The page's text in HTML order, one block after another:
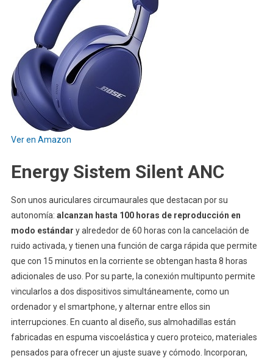
Ver en Amazon
Energy Sistem Silent ANC
Son unos auriculares circumaurales que destacan por su
autonomía: alcanzan hasta 100 horas de reproducción en
modo estándar y alrededor de 60 horas con la cancelación de
ruido activada, y tienen una función de carga rápida que permite
que con 15 minutos en la corriente se obtengan hasta 8 horas
adicionales de uso. Por su parte, la conexión multipunto permite
vincularlos a dos dispositivos simultáneamente, como un
ordenador y el smartphone, y alternar entre ellos sin
interrupciones. En cuanto al diseño, sus almohadillas están
fabricadas en espuma viscoelástica y cuero proteico, materiales
pensados para ofrecer un ajuste suave y cómodo. Incorporan,